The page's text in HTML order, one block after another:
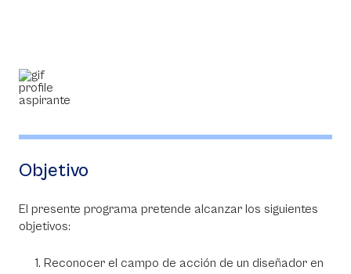
Objetivo
El presente programa pretende alcanzar los siguientes
objetivos:
Reconocer el campo de acción de un diseñador en